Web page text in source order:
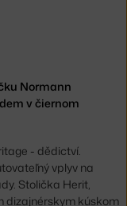
Normann
v čiernom
- dědictví.
vplyv na
Stolička Herit,
dizajnérskym kúskom